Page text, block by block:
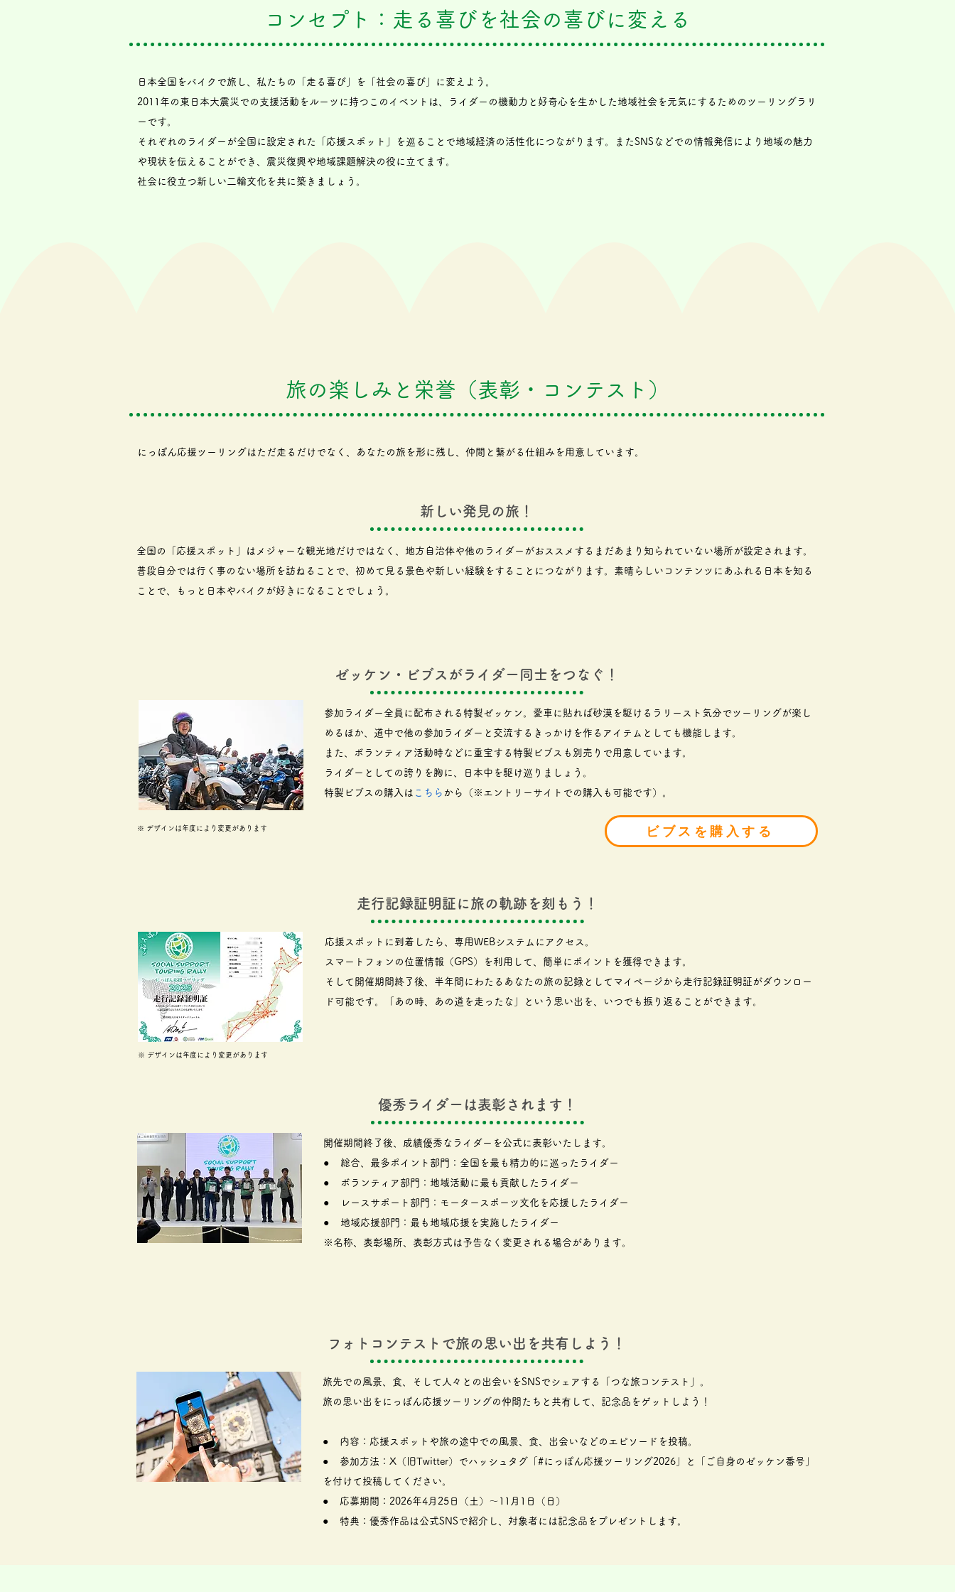
コンセプト：走る喜びを社会の喜びに変える
日本全国をバイクで旅し、私たちの「走る喜び」を「社会の喜び」に変えよう。
2011年の東日本大震災での支援活動をルーツに持つこのイベントは、ライダーの機動力と好奇心を生かした地域社会を元気にするためのツーリングラリ
ーです。
それぞれのライダーが全国に設定された「応援スポット」を巡ることで地域経済の活性化につながります。またSNSなどでの情報発信により地域の魅力
や現状を伝えることができ、震災復興や地域課題解決の役に立てます。
社会に役立つ新しい二輪文化を共に築きましょう。
旅の楽しみと栄誉（表彰・コンテスト）
にっぽん応援ツーリングはただ走るだけでなく、あなたの旅を形に残し、仲間と繋がる仕組みを用意しています。
新しい発見の旅！
全国の「応援スポット」はメジャーな観光地だけではなく、地方自治体や他のライダーがおススメするまだあまり知られていない場所が設定されます。
普段自分では行く事のない場所を訪ねることで、初めて見る景色や新しい経験をすることにつながります。素晴らしいコンテンツにあふれる日本を知る
ことで、もっと日本やバイクが好きになることでしょう。
ゼッケン・ビブスがライダー同士をつなぐ！
※ デザインは年度により変更があります
参加ライダー全員に配布される特製ゼッケン。愛車に貼れば砂漠を駆けるラリースト気分でツーリングが楽し
めるほか、道中で他の参加ライダーと交流するきっかけを作るアイテムとしても機能します。
また、ボランティア活動時などに重宝する特製ビブスも別売りで用意しています。
ライダーとしての誇りを胸に、日本中を駆け巡りましょう。
特製ビブスの購入は こちら から（※エントリーサイトでの購入も可能です）。
ビブスを購入する
走行記録証明証に旅の軌跡を刻もう！
応援スポットに到着したら、専用WEBシステムにアクセス。
スマートフォンの位置情報（GPS）を利用して、簡単にポイントを獲得できます。
そして開催期間終了後、半年間にわたるあなたの旅の記録としてマイページから走行記録証明証がダウンロー
ド可能です。「あの時、あの道を走ったな」という思い出を、いつでも振り返ることができます。
※ デザインは年度により変更があります
優秀ライダーは表彰されます！
開催期間終了後、成績優秀なライダーを公式に表彰いたします。
● 総合、最多ポイント部門：全国を最も精力的に巡ったライダー
● ボランティア部門：地域活動に最も貢献したライダー
● レースサポート部門：モータースポーツ文化を応援したライダー
● 地域応援部門：最も地域応援を実施したライダー
※名称、表彰場所、表彰方式は予告なく変更される場合があります。
フォトコンテストで旅の思い出を共有しよう！
旅先での風景、食、そして人々との出会いをSNSでシェアする「つな旅コンテスト」。
旅の思い出をにっぽん応援ツーリングの仲間たちと共有して、記念品をゲットしよう！
● 内容：応援スポットや旅の途中での風景、食、出会いなどのエピソードを投稿。
● 参加方法：X（旧Twitter）でハッシュタグ「#にっぽん応援ツーリング2026」と「ご自身のゼッケン番号」
を付けて投稿してください。
● 応募期間：2026年4月25日（土）〜11月1日（日）
● 特典：優秀作品は公式SNSで紹介し、対象者には記念品をプレゼントします。